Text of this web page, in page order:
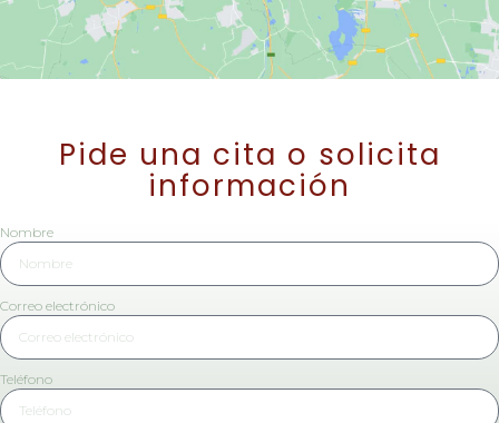
Pide una cita o solicita
información
Nombre
Correo electrónico
Teléfono